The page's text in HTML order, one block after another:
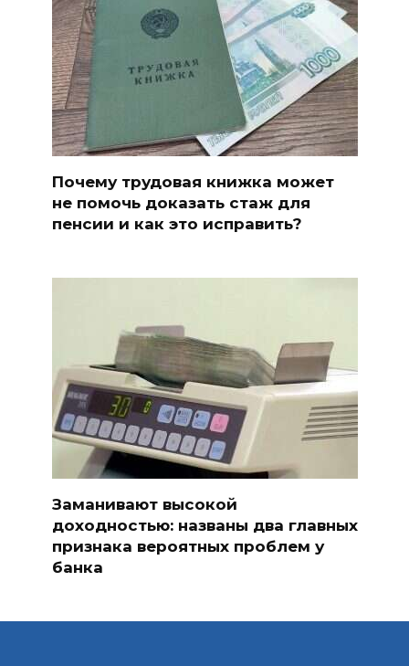
Почему трудовая книжка может
не помочь доказать стаж для
пенсии и как это исправить?
Заманивают высокой
доходностью: названы два главных
признака вероятных проблем у
банка